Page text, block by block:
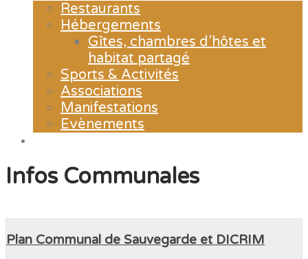
Restaurants
Hébergements
Gîtes, chambres d’hôtes et
habitat partagé
Sports & Activités
Associations
Manifestations
Evènements
Infos Communales
Plan Communal de Sauvegarde et DICRIM